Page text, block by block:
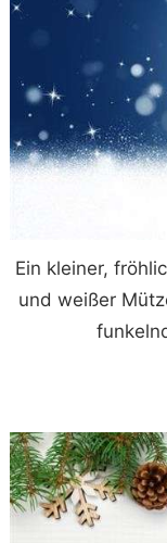
Ein kleiner,
und weißer